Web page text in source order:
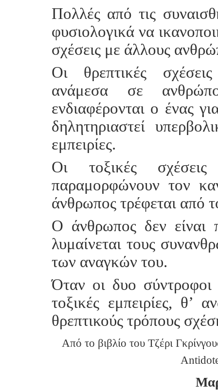
Πολλές από τις
φυσιολογικά να
σχέσεις με άλλους
Οι θρεπτικές
ανάμεσα σε
ενδιαφέρονται ο ένας
δηλητηριαστεί
εμπειρίες.
Οι τοξικές
παραμορφώνουν τον
άνθρωπος τρέφεται από
Ο άνθρωπος δεν
λυμαίνεται τους
των αναγκών του.
Όταν οι δυο σύντροφοι
τοξικές εμπειρίες, θ’
θρεπτικούς τρόπους
Από το βιβλίο του Τζέρι